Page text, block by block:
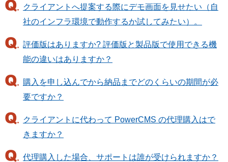
クライアントへ提案する際にデモ画面を見せたい（自
社のインフラ環境で動作するか試してみたい）。
評価版はありますか? 評価版と製品版で使用できる機
能の違いはありますか？
購入を申し込んでから納品までどのくらいの期間が必
要ですか？
クライアントに代わって PowerCMS の代理購入はで
きますか？
代理購入した場合、サポートは誰が受けられますか？